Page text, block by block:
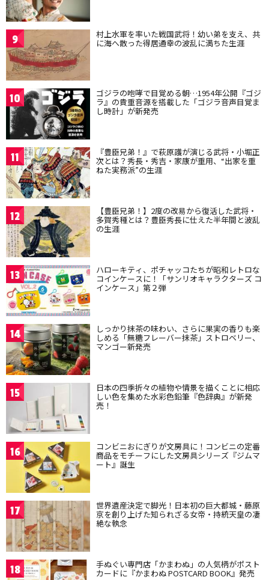
9 村上水軍を率いた戦国武将！幼い弟を支え、共
に海へ散った得居通幸の波乱に満ちた生涯
10 ゴジラの咆哮で目覚める朝…1954年公開『ゴジ
ラ』の貴重音源を搭載した「ゴジラ音声目覚ま
し時計」が新発売
11 『豊臣兄弟！』で萩原護が演じる武将・小堀正
次とは？秀長・秀吉・家康が重用、“出家を重
ねた実務派”の生涯
12 【豊臣兄弟！】2度の改易から復活した武将・
多賀秀種とは？豊臣秀長に仕えた半年間と波乱
の生涯
13 ハローキティ、ポチャッコたちが昭和レトロな
コインケースに！「サンリオキャラクターズ コ
インケース」第２弾
14 しっかり抹茶の味わい、さらに果実の香りも楽
しめる「無糖フレーバー抹茶」ストロベリー、
マンゴー新発売
15 日本の四季折々の植物や情景を描くことに相応
しい色を集めた水彩色鉛筆『色辞典』が新発
売！
16 コンビニおにぎりが文房具に！コンビニの定番
商品をモチーフにした文房具シリーズ『ジムマ
ート』誕生
17 世界遺産決定で脚光！日本初の巨大都城・藤原
京を創り上げた知られざる女帝・持統天皇の凄
絶な執念
18 手ぬぐい専門店「かまわぬ」の人気柄がポスト
カードに『かまわぬ POSTCARD BOOK』発売